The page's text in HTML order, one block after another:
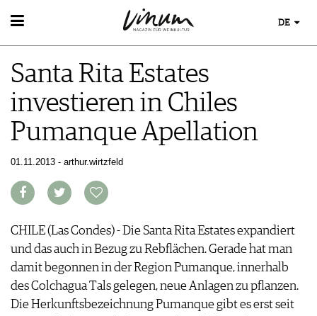
WEIN
WEINSUCHE
GUIDE WEINGÜTER
WINETRADECLUB
WEINE DES MONATS
TRINKREIFETABELLE
CLUB LES DOMAINES
WEINWISSEN
WEINREGIONEN
WEINGESCHICHTE
TIPPS & TRICKS
NEWS
EVENTS
EVENTKALENDER
EVENT-BILDER
ESSEN & TRINKEN
FOOD PAIRING TIPPS
FOOD PAIRING TABELLE
KULINARIK
HOTSPOTS
WEINREISEN
REPORTAGEN
WINEGUIDES
KLARTEXT
EXTRAS
ABO
AUSGABE
MEDIATHEK
APPS
VIDEOS
BÜCHER
NEWS
WEINWIRTSCHAFT
WEINSZENE
PORTRAITS
VINOPHILES
DE
Santa Rita Estates
investieren in Chiles
Pumanque Apellation
01.11.2013 - arthur.wirtzfeld
CHILE (Las Condes) - Die Santa Rita Estates expandiert
und das auch in Bezug zu Rebflächen. Gerade hat man
damit begonnen in der Region Pumanque, innerhalb
des Colchagua Tals gelegen, neue Anlagen zu pflanzen.
Die Herkunftsbezeichnung Pumanque gibt es erst seit